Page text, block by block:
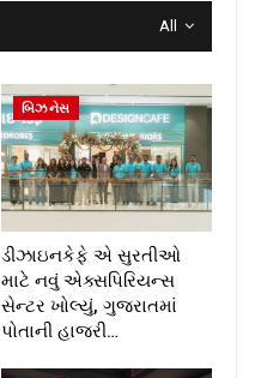
All
બિઝનેસ
ડીઝાઇનકેફે એ સુરતીઓ
માટે નવું એક્સપિરિયન્સ
સેન્ટર ખોલ્યું, ગુજરાતમાં
પોતાની હાજરી…